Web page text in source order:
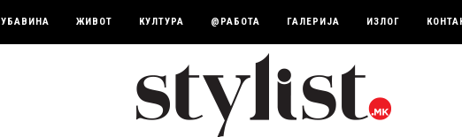
УБАВИНА ЖИВОТ КУЛТУРА @РАБОТА ГАЛЕРИЈА ИЗЛОГ